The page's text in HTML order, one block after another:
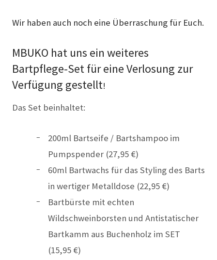
Wir haben auch noch eine Überraschung für Euch.
MBUKO hat uns ein weiteres
Bartpflege-Set für eine Verlosung zur
Verfügung gestellt!
Das Set beinhaltet:
200ml Bartseife / Bartshampoo im
Pumpspender (27,95 €)
60ml Bartwachs für das Styling des Barts
in wertiger Metalldose (22,95 €)
Bartbürste mit echten
Wildschweinborsten und Antistatischer
Bartkamm aus Buchenholz im SET
(15,95 €)